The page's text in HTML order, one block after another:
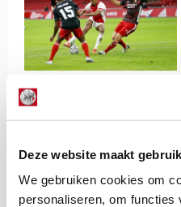
Deze website maakt
We gebruiken cookies om
personaliseren, om functies